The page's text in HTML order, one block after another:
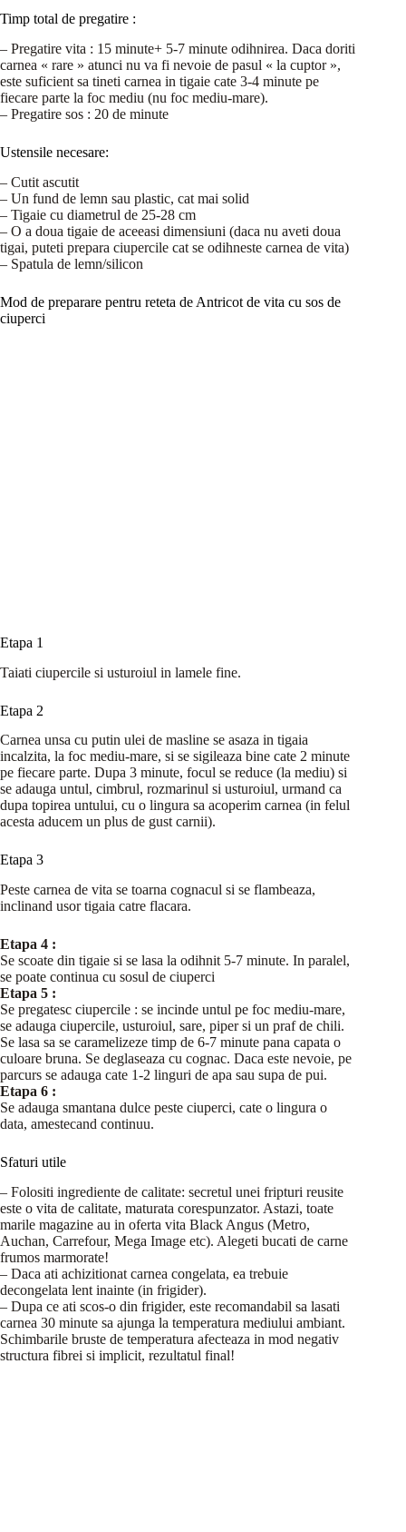
Timp total de pregatire :
– Pregatire vita : 15 minute+ 5-7 minute odihnirea. Daca doriti
carnea « rare » atunci nu va fi nevoie de pasul « la cuptor »,
este suficient sa tineti carnea in tigaie cate 3-4 minute pe
fiecare parte la foc mediu (nu foc mediu-mare).
– Pregatire sos : 20 de minute
Ustensile necesare:
– Cutit ascutit
– Un fund de lemn sau plastic, cat mai solid
– Tigaie cu diametrul de 25-28 cm
– O a doua tigaie de aceeasi dimensiuni (daca nu aveti doua
tigai, puteti prepara ciupercile cat se odihneste carnea de vita)
– Spatula de lemn/silicon
Mod de preparare pentru reteta de Antricot de vita cu sos de
ciuperci
Etapa 1
Taiati ciupercile si usturoiul in lamele fine.
Etapa 2
Carnea unsa cu putin ulei de masline se asaza in tigaia
incalzita, la foc mediu-mare, si se sigileaza bine cate 2 minute
pe fiecare parte. Dupa 3 minute, focul se reduce (la mediu) si
se adauga untul, cimbrul, rozmarinul si usturoiul, urmand ca
dupa topirea untului, cu o lingura sa acoperim carnea (in felul
acesta aducem un plus de gust carnii).
Etapa 3
Peste carnea de vita se toarna cognacul si se flambeaza,
inclinand usor tigaia catre flacara.
Etapa 4 :
Se scoate din tigaie si se lasa la odihnit 5-7 minute. In paralel,
se poate continua cu sosul de ciuperci
Etapa 5 :
Se pregatesc ciupercile : se incinde untul pe foc mediu-mare,
se adauga ciupercile, usturoiul, sare, piper si un praf de chili.
Se lasa sa se caramelizeze timp de 6-7 minute pana capata o
culoare bruna. Se deglaseaza cu cognac. Daca este nevoie, pe
parcurs se adauga cate 1-2 linguri de apa sau supa de pui.
Etapa 6 :
Se adauga smantana dulce peste ciuperci, cate o lingura o
data, amestecand continuu.
Sfaturi utile
– Folositi ingrediente de calitate: secretul unei fripturi reusite
este o vita de calitate, maturata corespunzator. Astazi, toate
marile magazine au in oferta vita Black Angus (Metro,
Auchan, Carrefour, Mega Image etc). Alegeti bucati de carne
frumos marmorate!
– Daca ati achizitionat carnea congelata, ea trebuie
decongelata lent inainte (in frigider).
– Dupa ce ati scos-o din frigider, este recomandabil sa lasati
carnea 30 minute sa ajunga la temperatura mediului ambiant.
Schimbarile bruste de temperatura afecteaza in mod negativ
structura fibrei si implicit, rezultatul final!